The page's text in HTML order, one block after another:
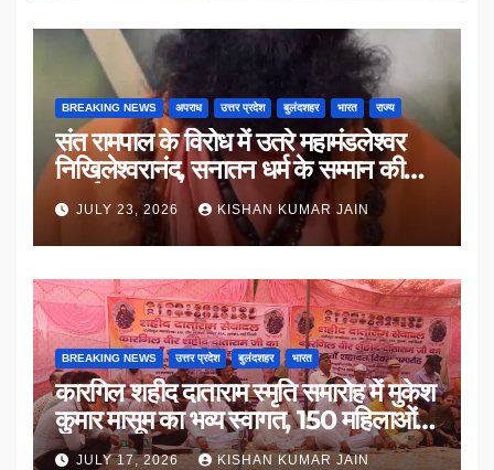
BREAKING NEWS अपराध उत्तर प्रदेश बुलंदशहर भारत राज्य
संत रामपाल के विरोध में उतरे महामंडलेश्वर
निखिलेश्वरानंद, सनातन धर्म के सम्मान की
उठाई मांग
JULY 23, 2026 KISHAN KUMAR JAIN
BREAKING NEWS उत्तर प्रदेश बुलंदशहर भारत
कारगिल शहीद दाताराम स्मृति समारोह में मुकेश
कुमार मासूम का भव्य स्वागत, 150 महिलाओं
का सम्मान
JULY 17, 2026 KISHAN KUMAR JAIN